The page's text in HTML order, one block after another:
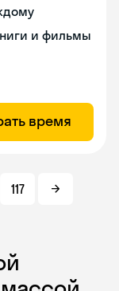
и фильмы
время
117